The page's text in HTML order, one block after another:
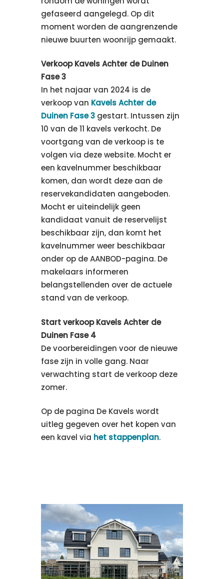
gefaseerd aangelegd. Op dit
moment worden de aangrenzende
nieuwe buurten woonrijp gemaakt.
Verkoop Kavels Achter de Duinen
Fase 3
In het najaar van 2024 is de
verkoop van Kavels Achter de
Duinen Fase 3 gestart. Intussen zijn
10 van de 11 kavels verkocht. De
voortgang van de verkoop is te
volgen via deze website. Mocht er
een kavelnummer beschikbaar
komen, dan wordt deze aan de
reservekandidaten aangeboden.
Mocht er uiteindelijk geen
kandidaat vanuit de reservelijst
beschikbaar zijn, dan komt het
kavelnummer weer beschikbaar
onder op de AANBOD-pagina. De
makelaars informeren
belangstellenden over de actuele
stand van de verkoop.
Start verkoop Kavels Achter de
Duinen Fase 4
De voorbereidingen voor de nieuwe
fase zijn in volle gang. Naar
verwachting start de verkoop deze
zomer.
Op de pagina De Kavels wordt
uitleg gegeven over het kopen van
een kavel via het stappenplan.